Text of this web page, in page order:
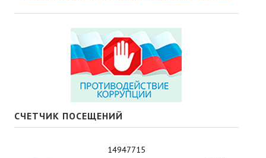
СЧЕТЧИК ПОСЕЩЕНИЙ
14947715